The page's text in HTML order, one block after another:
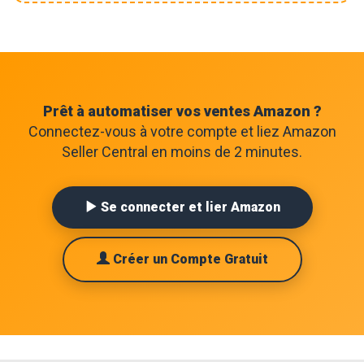
Prêt à automatiser vos ventes Amazon ?
Connectez-vous à votre compte et liez Amazon
Seller Central en moins de 2 minutes.
Se connecter et lier Amazon
Créer un Compte Gratuit